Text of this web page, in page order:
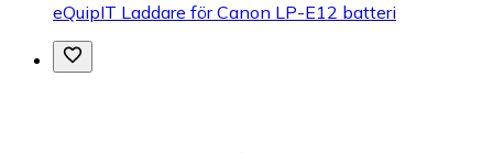
eQuipIT Laddare för Canon LP-E12 batteri